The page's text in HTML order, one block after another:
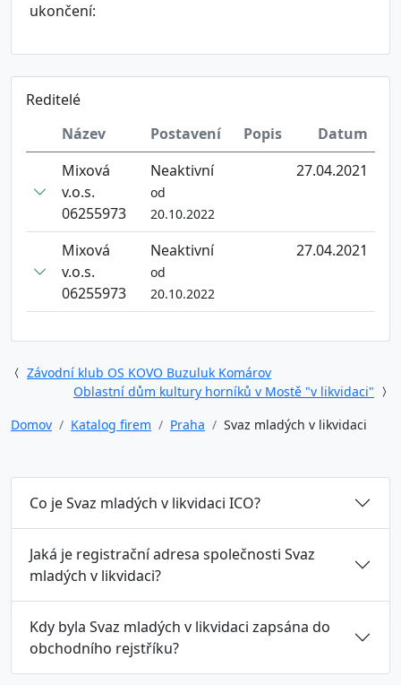
ukončení:
Reditelé
Název
Postavení Popis
Datum
Mixová
v.o.s.
06255973
Neaktivní
od
20.10.2022
27.04.2021
Mixová
v.o.s.
06255973
Neaktivní
od
20.10.2022
27.04.2021
Závodní klub OS KOVO Buzuluk Komárov
Oblastní dům kultury horníků v Mostě "v likvidaci"
Domov
Katalog firem Praha Svaz mladých v likvidaci
Co je Svaz mladých v likvidaci ICO?
Jaká je registrační adresa společnosti Svaz
mladých v likvidaci?
Kdy byla Svaz mladých v likvidaci zapsána do
obchodního rejstříku?